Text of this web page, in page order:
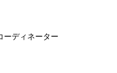
ーディネーター